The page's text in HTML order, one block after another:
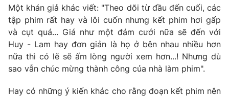
® Cấm sao chép dưới mọi hình thức nếu không có sự chấp
thông tin từ website này.
Một khán giả khác viết: "Theo dõi từ đầu đến cuối, các
tập phim rất hay và lôi cuốn nhưng kết phim hơi gấp
và cụt quá... Giá như một đám cưới nữa sẽ đến với
Huy - Lam hay đơn giản là họ ở bên nhau nhiều hơn
nữa thì có lẽ sẽ ấm lòng người xem hơn...! Nhưng dù
sao vẫn chúc mừng thành công của nhà làm phim".
Hay có những ý kiến khác cho rằng đoạn kết phim nên